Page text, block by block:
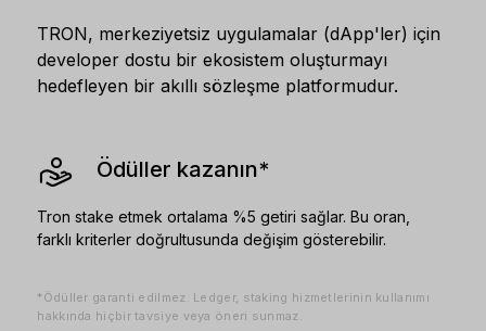
TRON, merkeziyetsiz uygulamalar (dApp'ler) için
developer dostu bir ekosistem oluşturmayı
hedefleyen bir akıllı sözleşme platformudur.
Ödüller kazanın*
Tron stake etmek ortalama %5 getiri sağlar. Bu oran,
farklı kriterler doğrultusunda değişim gösterebilir.
*Ödüller garanti edilmez. Ledger, staking hizmetlerinin kullanımı
hakkında hiçbir tavsiye veya öneri sunmaz.